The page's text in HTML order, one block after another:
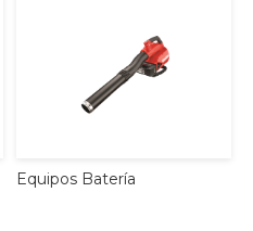
Equipos Batería